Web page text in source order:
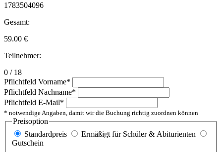
1783504096
Gesamt:
59.00 €
Teilnehmer:
0 / 18
Pflichtfeld Vorname*
Pflichtfeld Nachname*
Pflichtfeld E-Mail*
* notwendige Angaben, damit wir die Buchung richtig zuordnen können
Preisoption
Standardpreis
Ermäßigt für Schüler & Abiturienten
Gutschein